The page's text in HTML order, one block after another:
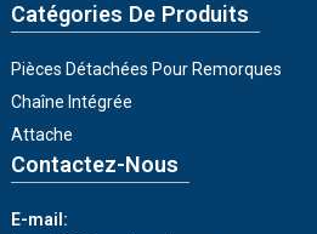
Catégories De Produits
Pièces Détachées Pour Remorques
Chaîne Intégrée
Attache
Contactez-Nous
E-mail: